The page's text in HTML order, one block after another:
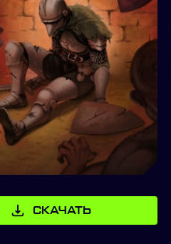
СКАЧАТЬ